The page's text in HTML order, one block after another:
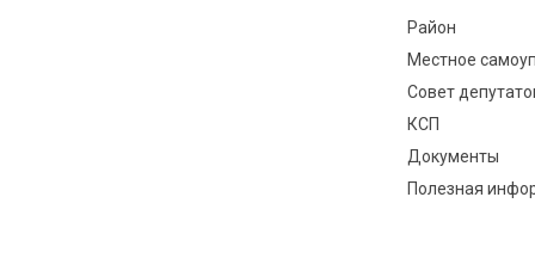
Район
Местное
Совет
КСП
Документы
Полезная